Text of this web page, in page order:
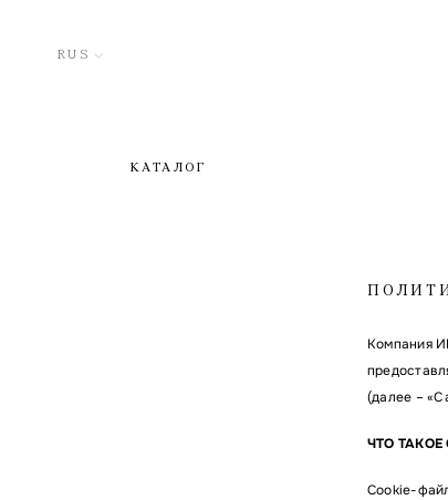
RUS
КАТАЛОГ
Компания
(далее –
ЧТО ТАКОЕ
Cookie-